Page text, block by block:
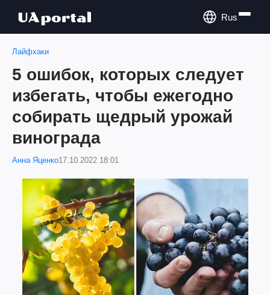
Rus
Лайфхаки
5 ошибок, которых следует
избегать, чтобы ежегодно
собирать щедрый урожай
винограда
Анна Яценко17.10.2022 18:01